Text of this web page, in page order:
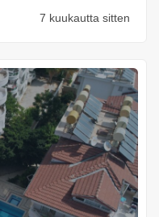
7 kuukautta sitten